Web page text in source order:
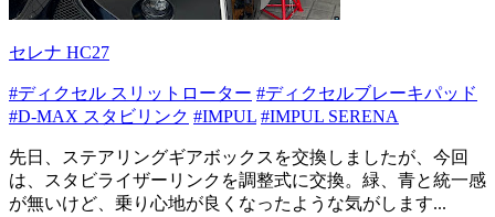
セレナ HC27
#ディクセル スリットローター #ディクセルブレーキパッド
#D-MAX スタビリンク #IMPUL #IMPUL SERENA
先日、ステアリングギアボックスを交換しましたが、今回
は、スタビライザーリンクを調整式に交換。緑、青と統一感
が無いけど、乗り心地が良くなったような気がします...